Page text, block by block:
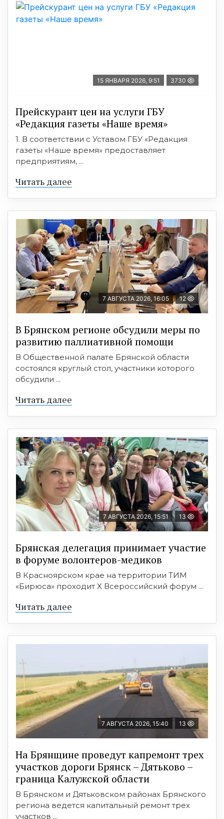
15 ЯНВАРЯ 2026, 9:51 3730
Прейскурант цен на услуги ГБУ
«Редакция газеты «Наше время»
1. В соответствии с Уставом ГБУ «Редакция
газеты «Наше время» предоставляет
предприятиям, ...
Читать далее
7 АВГУСТА 2026, 16:05 12
В Брянском регионе обсудили меры по
развитию паллиативной помощи
В Общественной палате Брянской области
состоялся круглый стол, участники которого
обсудили ...
Читать далее
7 АВГУСТА 2026, 15:51 13
Брянская делегация принимает участие
в форуме волонтеров-медиков
В Красноярском крае на территории ТИМ
«Бирюса» проходит X Всероссийский форум ...
Читать далее
7 АВГУСТА 2026, 15:40 13
На Брянщине проведут капремонт трех
участков дороги Брянск – Дятьково –
граница Калужской области
В Брянском и Дятьковском районах Брянского
региона ведется капитальный ремонт трех
участков ...